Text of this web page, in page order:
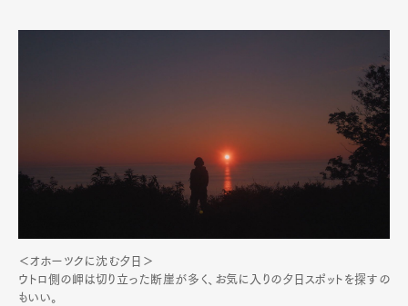
＜オホーツクに沈む夕日＞
ウトロ側の岬は切り立った断崖が多く、お気に入りの夕日スポットを探すの
もいい。